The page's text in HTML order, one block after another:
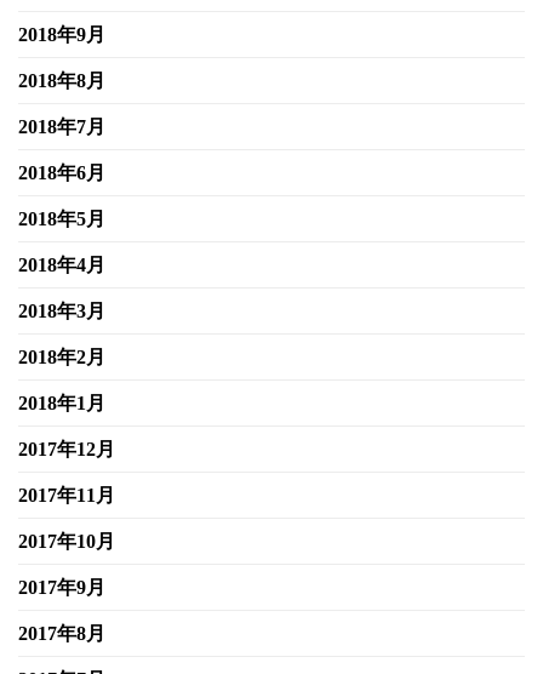
2018年9月
2018年8月
2018年7月
2018年6月
2018年5月
2018年4月
2018年3月
2018年2月
2018年1月
2017年12月
2017年11月
2017年10月
2017年9月
2017年8月